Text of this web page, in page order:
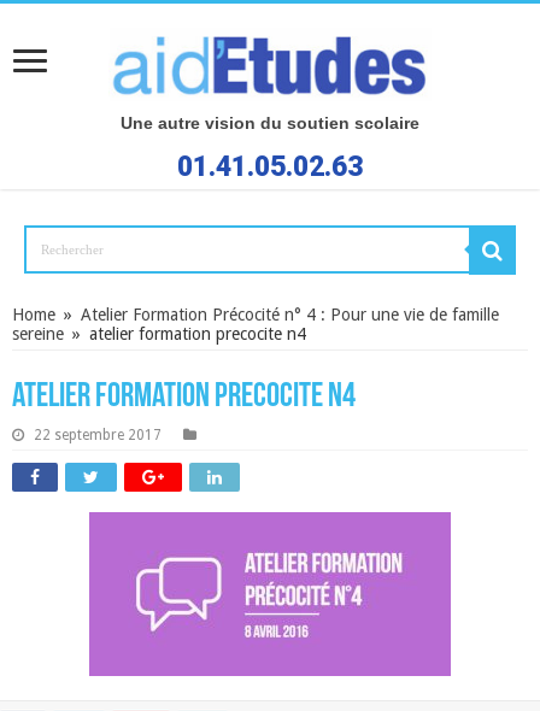
Une autre vision du soutien scolaire
01.41.05.02.63
Home » Atelier Formation Précocité n° 4 : Pour une vie de famille
sereine » atelier formation precocite n4
atelier formation precocite n4
22 septembre 2017